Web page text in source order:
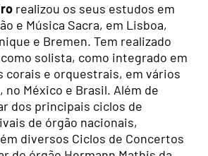
realizou os seus estudos em
e Música Sacra, em Lisboa,
e Bremen. Tem realizado
solista, como integrado em
corais e orquestrais, em vários
no México e Brasil. Além de
dos principais ciclos de
de órgão nacionais,
diversos Ciclos de Concertos